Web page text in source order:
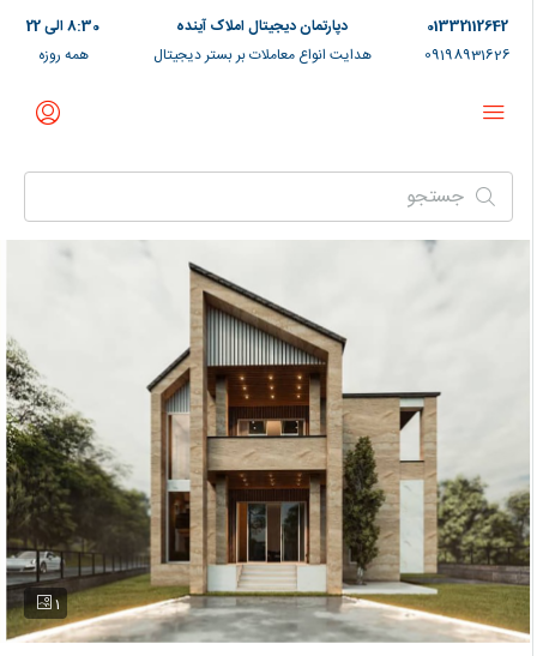
01332112642
09198931626
دپارتمان دیجیتال املاک آینده
هدایت انواع معاملات بر بستر دیجیتال
8:30 الی 22
همه روزه
1